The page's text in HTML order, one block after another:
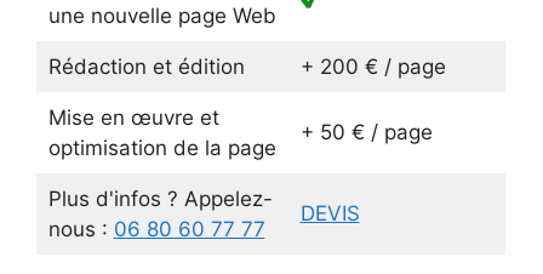
une nouvelle page Web
Rédaction et édition + 200 € / page
Mise en œuvre et
optimisation de la page
+ 50 € / page
Plus d'infos ? Appelez-
nous : 06 80 60 77 77
DEVIS